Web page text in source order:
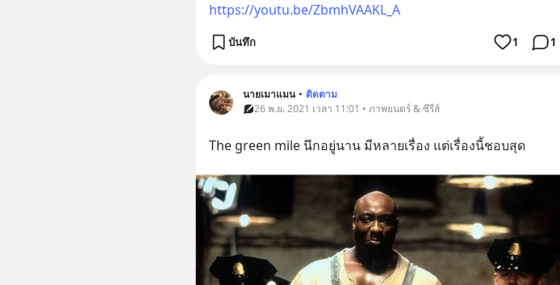
https://youtu.be/ZbmhVAAKL_A
บันทึก 1 1
นายเมาแมน • ติดตาม
26 พ.ย. 2021 เวลา 11:01 • ภาพยนตร์ & ซีรีส์
The green mile นึกอยู่นาน มีหลายเรื่อง แต่เรื่องนี้ชอบสุด